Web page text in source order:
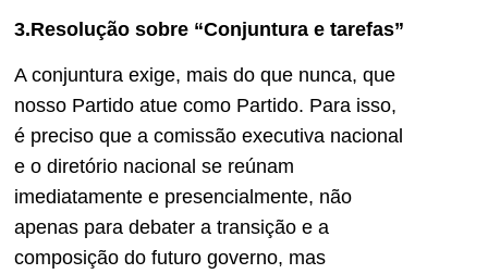
3.Resolução sobre “Conjuntura e tarefas”
A conjuntura exige, mais do que nunca, que
nosso Partido atue como Partido. Para isso,
é preciso que a comissão executiva nacional
e o diretório nacional se reúnam
imediatamente e presencialmente, não
apenas para debater a transição e a
composição do futuro governo, mas